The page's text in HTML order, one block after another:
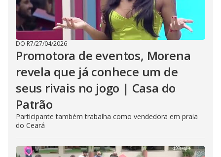
DO R7/27/04/2026
Promotora de eventos, Morena
revela que já conhece um de
seus rivais no jogo | Casa do
Patrão
Participante também trabalha como vendedora em praia
do Ceará